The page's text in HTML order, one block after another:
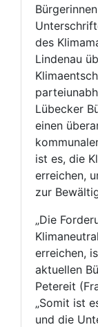
des
Lindenau
Lübecker
einen
ist es, die
erreichen,
zur
„Die
erreichen,
aktuellen
Petereit
„Somit ist
und die